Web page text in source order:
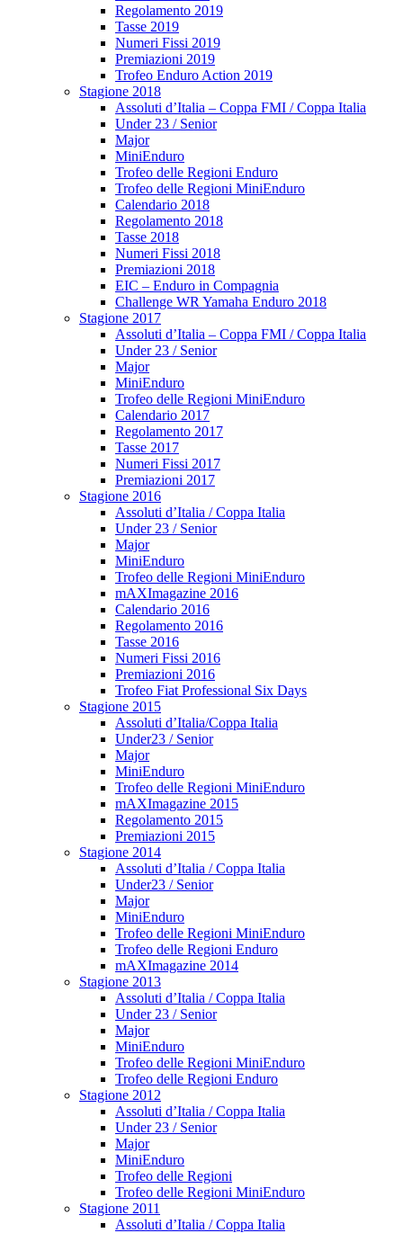
Regolamento 2019
Tasse 2019
Numeri Fissi 2019
Premiazioni 2019
Trofeo Enduro Action 2019
Stagione 2018
Assoluti d’Italia – Coppa FMI / Coppa Italia
Under 23 / Senior
Major
MiniEnduro
Trofeo delle Regioni Enduro
Trofeo delle Regioni MiniEnduro
Calendario 2018
Regolamento 2018
Tasse 2018
Numeri Fissi 2018
Premiazioni 2018
EIC – Enduro in Compagnia
Challenge WR Yamaha Enduro 2018
Stagione 2017
Assoluti d’Italia – Coppa FMI / Coppa Italia
Under 23 / Senior
Major
MiniEnduro
Trofeo delle Regioni MiniEnduro
Calendario 2017
Regolamento 2017
Tasse 2017
Numeri Fissi 2017
Premiazioni 2017
Stagione 2016
Assoluti d’Italia / Coppa Italia
Under 23 / Senior
Major
MiniEnduro
Trofeo delle Regioni MiniEnduro
mAXImagazine 2016
Calendario 2016
Regolamento 2016
Tasse 2016
Numeri Fissi 2016
Premiazioni 2016
Trofeo Fiat Professional Six Days
Stagione 2015
Assoluti d’Italia/Coppa Italia
Under23 / Senior
Major
MiniEnduro
Trofeo delle Regioni MiniEnduro
mAXImagazine 2015
Regolamento 2015
Premiazioni 2015
Stagione 2014
Assoluti d’Italia / Coppa Italia
Under23 / Senior
Major
MiniEnduro
Trofeo delle Regioni MiniEnduro
Trofeo delle Regioni Enduro
mAXImagazine 2014
Stagione 2013
Assoluti d’Italia / Coppa Italia
Under 23 / Senior
Major
MiniEnduro
Trofeo delle Regioni MiniEnduro
Trofeo delle Regioni Enduro
Stagione 2012
Assoluti d’Italia / Coppa Italia
Under 23 / Senior
Major
MiniEnduro
Trofeo delle Regioni
Trofeo delle Regioni MiniEnduro
Stagione 2011
Assoluti d’Italia / Coppa Italia